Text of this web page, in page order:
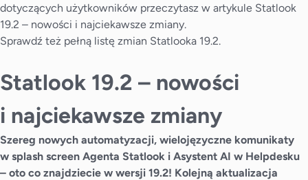
dotyczących użytkowników przeczytasz w artykule Statlook
19.2 – nowości i najciekawsze zmiany.
Sprawdź też pełną listę zmian Statlooka 19.2.
Statlook 19.2 – nowości
i najciekawsze zmiany
Szereg nowych automatyzacji, wielojęzyczne komunikaty
w splash screen Agenta Statlook i Asystent AI w Helpdesku
– oto co znajdziecie w wersji 19.2! Kolejną aktualizacja